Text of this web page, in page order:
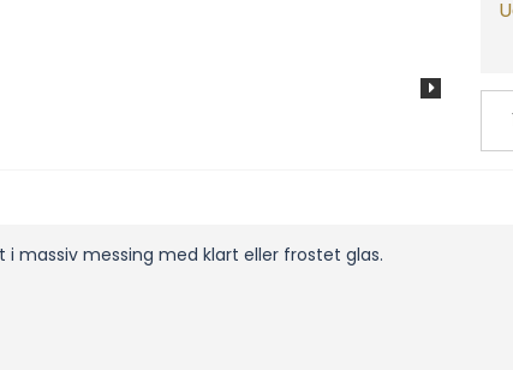
i massiv messing med klart eller frostet glas.